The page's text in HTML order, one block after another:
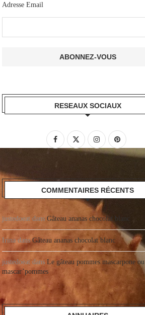
Adresse Email
RESEAUX SOCIAUX
COMMENTAIRES RÉCENTS
justedoeat dans Gâteau ananas chocolat blanc
IrinadansGâteau ananas chocolat blanc
justedoeat dans Le gâteau pommes mascarpone ou
mascar’pommes